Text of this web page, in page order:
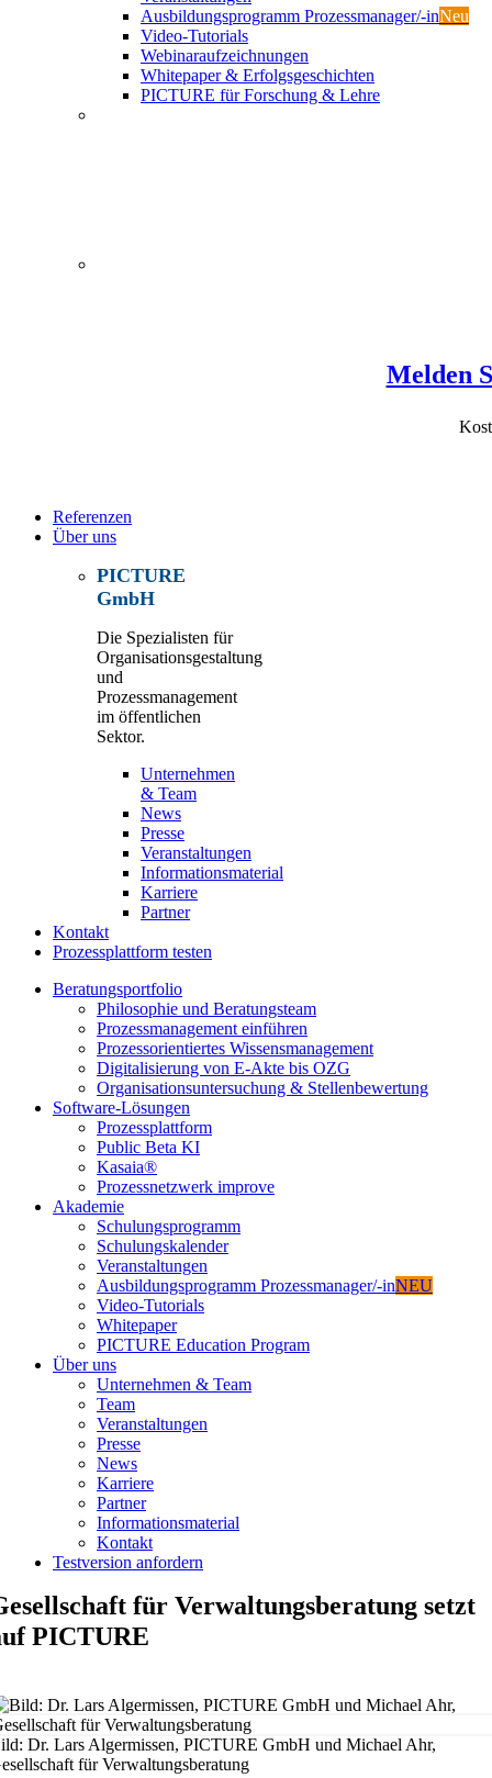
Ausbildungsprogramm Prozessmanager/-inNeu
Video-Tutorials
Webinaraufzeichnungen
Whitepaper & Erfolgsgeschichten
PICTURE für Forschung & Lehre
Melden
Referenzen
Über uns
PICTURE
GmbH
Die Spezialisten für
Organisationsgestaltung
und
Prozessmanagement
im öffentlichen
Sektor.
Unternehmen
& Team
News
Presse
Veranstaltungen
Informationsmaterial
Karriere
Partner
Kontakt
Prozessplattform testen
Beratungsportfolio
Philosophie und Beratungsteam
Prozessmanagement einführen
Prozessorientiertes Wissensmanagement
Digitalisierung von E-Akte bis OZG
Organisationsuntersuchung & Stellenbewertung
Software-Lösungen
Prozessplattform
Public Beta KI
Kasaia®
Prozessnetzwerk improve
Akademie
Schulungsprogramm
Schulungskalender
Veranstaltungen
Ausbildungsprogramm Prozessmanager/-inNEU
Video-Tutorials
Whitepaper
PICTURE Education Program
Über uns
Unternehmen & Team
Team
Veranstaltungen
Presse
News
Karriere
Partner
Informationsmaterial
Kontakt
Testversion anfordern
für Verwaltungsberatung setzt
PICTURE
Dr. Lars Algermissen, PICTURE GmbH und Michael Ahr,
für Verwaltungsberatung